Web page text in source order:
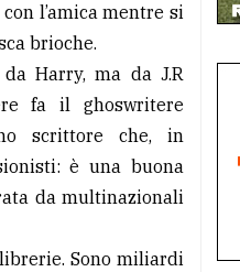
l’amica mentre si
brioche.
Harry, ma da J.R
fa il ghoswritere
scrittore che, in
è una buona
da multinazionali
Sono miliardi